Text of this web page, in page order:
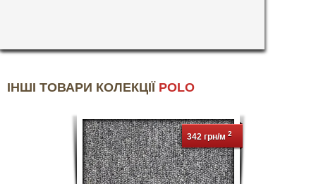
ІНШІ ТОВАРИ КОЛЕКЦІЇ POLO
342 грн/м 2